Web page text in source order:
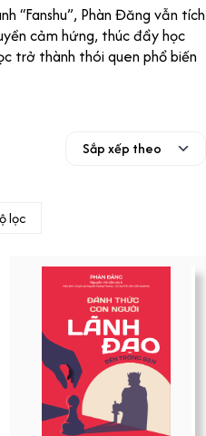
“Fanshu”, Phàn Đăng vẫn tích
cảm hứng, thúc đẩy học
trở thành thói quen phổ biến
lọc